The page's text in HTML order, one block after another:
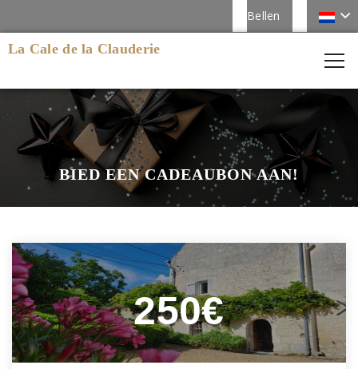
Bellen
La Cale de la Clauderie
BIED EEN CADEAUBON AAN!
250€